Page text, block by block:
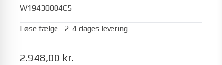
W19430004C5
Løse fælge - 2-4 dages levering
2.948,00 kr.